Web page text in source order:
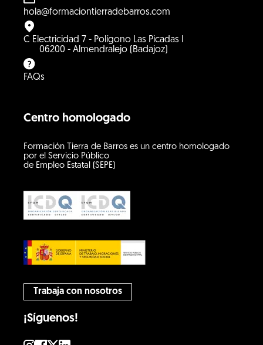
Centro homologado
Formación Tierra de Barros es un centro homologado
por el Servicio Público
de Empleo Estatal (SEPE)
hola@formaciontierradebarros.com
C Electricidad 7 - Polígono Las Picadas I
06200 - Almendralejo (Badajoz)
FAQs
Trabaja con nosotros
¡Síguenos!